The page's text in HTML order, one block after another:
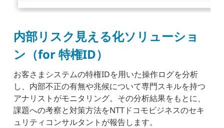
内部リスク見える化ソリューショ
ン（for 特権ID）
お客さまシステムの特権IDを用いた操作ログを分析
し、内部不正の有無や兆候について専門スキルを持つ
アナリストがモニタリング。その分析結果をもとに、
課題への考察と対策方法をNTTドコモビジネスのセキ
ュリティコンサルタントが報告します。